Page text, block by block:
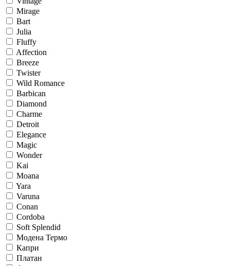
Mirage
Bart
Julia
Fluffy
Affection
Breeze
Twister
Wild Romance
Barbican
Diamond
Charme
Detroit
Elegance
Magic
Wonder
Kai
Moana
Yara
Varuna
Conan
Cordoba
Soft Splendid
Модена Термо
Капри
Платан